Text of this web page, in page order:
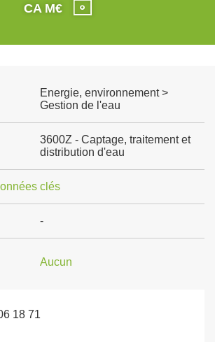
CA M€
Energie, environnement >
Gestion de l'eau
3600Z - Captage, traitement et
distribution d'eau
clés
-
Aucun
18 71